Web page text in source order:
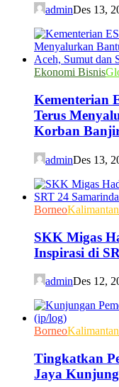
adminDes 13,
Ekonomi Bisnis
Kementerian
Terus
Korban
adminDes 13,
BorneoKalimantan
SKK Migas
Inspirasi di
adminDes 12,
BorneoKalimantan
Tingkatkan
Jaya